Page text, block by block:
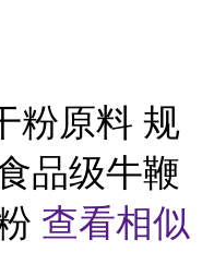
粉原料 规
品级牛鞭
查看相似